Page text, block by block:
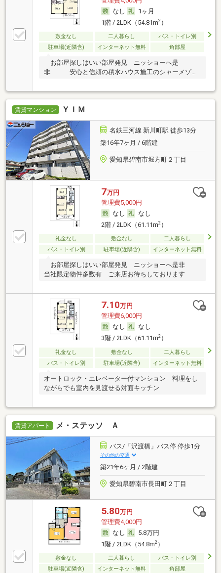
なし
1ヶ月
1階 / 2LDK（54.81m2）
敷金なし 二人暮らし
バス・トイレ別
駐車場(近隣含)
インターネット無料 角部屋
お部屋探しはいい部屋発見 ニッショーへ是
非 安心と信頼の積水ハウス施工のシャーメゾ
賃貸マンション ＹＩＭ
名鉄三河線 新川町駅 徒歩13分
築16年7ヶ月 / 6階建
愛知県碧南市堀方町２丁目
7万円
管理費5,000円
なし
なし
2階 / 2LDK（61.11m2）
礼金なし 敷金なし
二人暮らし
バス・トイレ別
駐車場(近隣含) インターネット無料
お部屋探しはいい部屋発見 ニッショーへ是非
当社限定物件多数有 ご来店お待ちしております
7.10万円
管理費6,000円
なし
なし
3階 / 2LDK（61.11m2）
礼金なし 敷金なし
二人暮らし
バス・トイレ別
駐車場(近隣含) インターネット無料
オートロック・エレベーター付マンション 料理をし
ながらでも室内を見渡せる対面キッチン
賃貸アパート メ・ステッソ Ａ
バス/「沢渡橋」バス停 停歩1分
その他の交通
築21年6ヶ月 / 2階建
愛知県碧南市長田町２丁目
5.80万円
管理費4,000円
なし
5.8万円
1階 / 2LDK（54.8m2）
敷金なし 二人暮らし
バス・トイレ別
駐車場(近隣含)
インターネット無料 角部屋